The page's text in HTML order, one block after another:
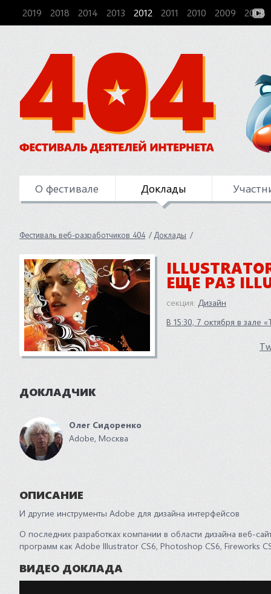
2019 2018 2014 2013 2012 2011 2010 2009 2008
О фестивале Доклады
Фестиваль веб-разработчиков 404 Доклады
ЕЩЕ РАЗ
секция: Дизайн
В 15:30, 7 октября в зале
ДОКЛАДЧИК
Олег Сидоренко
Adobe, Москва
ОПИСАНИЕ
И другие инструменты Adobe для дизайна интерфейсов
О последних разработках компании в области дизайна веб-
программ как Adobe Illustrator CS6, Photoshop CS6, Fireworks
ВИДЕО ДОКЛАДА